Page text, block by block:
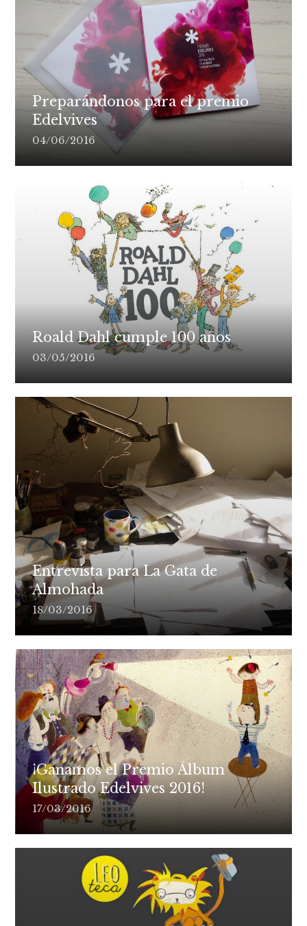
Preparándonos para el premio
Edelvives
04/06/2016
Roald Dahl cumple 100 años
03/05/2016
Entrevista para La Gata de
Almohada
18/03/2016
¡Ganamos el Premio Álbum
Ilustrado Edelvives 2016!
17/03/2016